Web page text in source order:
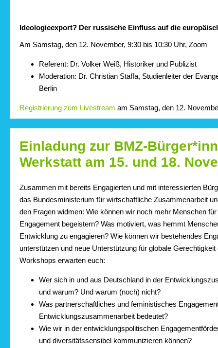
Ideologieexport? Der russische Einfluss auf die
Am Samstag, den 12. November, 9:30 bis 10:30 Uhr, Zoom
Referent: Dr. Volker Weiß, Historiker und Publizist
Moderation: Dr. Christian Staffa, Studienleiter der
Berlin
Registrierung zum Livestream am Samstag, den 12.
Einladung zur BMZ-
Werkstatt am 15. und 18.
Zusammen mit bereits Engagierten und mit interessierten
das Bundesministerium für wirtschaftliche Zusammenarbeit
den Fragen widmen: Wie können wir noch mehr Menschen
Engagement begeistern? Was motiviert, was hemmt
Entwicklung zu engagieren? Wie können wir bestehendes
unterstützen und neue Unterstützung für globale Gerechtigkeit
Workshops erwarten euch:
Wer sich in und aus Deutschland in der
und warum? Und warum (noch) nicht?
Was partnerschaftliches und feministisches
Entwicklungszusammenarbeit bedeutet?
Wie wir in der entwicklungspolitischen
und diversitätssensibel kommunizieren können?